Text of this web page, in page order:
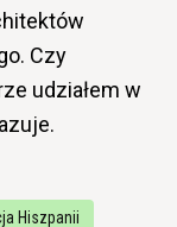
Czy
udziałem w
Hiszpanii